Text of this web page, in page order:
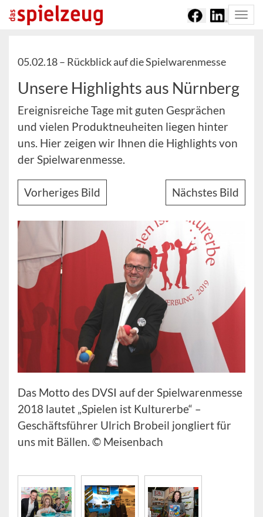
05.02.18 – Rückblick auf die Spielwarenmesse
Unsere Highlights aus Nürnberg
Ereignisreiche Tage mit guten Gesprächen
und vielen Produktneuheiten liegen hinter
uns. Hier zeigen wir Ihnen die Highlights von
der Spielwarenmesse.
Vorheriges Bild Nächstes Bild
Das Motto des DVSI auf der Spielwarenmesse
2018 lautet „Spielen ist Kulturerbe“ –
Geschäftsführer Ulrich Brobeil jongliert für
uns mit Bällen. © Meisenbach